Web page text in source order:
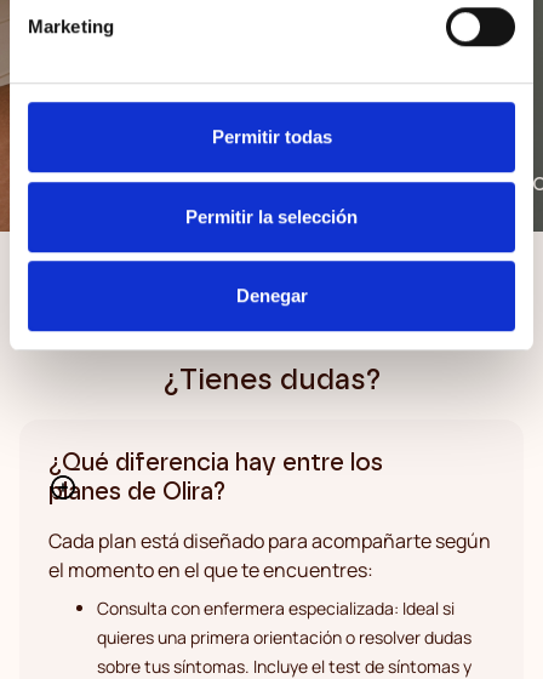
Marketing
Permitir todas
Permitir la selección
Denegar
Cansancio
¿Tienes dudas?
¿Qué diferencia hay entre los
planes de Olira?
Cada plan está diseñado para acompañarte según
el momento en el que te encuentres:
Consulta con enfermera especializada: Ideal si
quieres una primera orientación o resolver dudas
sobre tus síntomas. Incluye el test de síntomas y